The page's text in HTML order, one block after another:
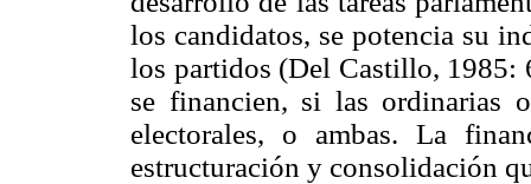
los candidatos, se potencia su
los partidos (Del Castillo, 1985:
se financien, si las ordinarias
electorales, o ambas. La
estructuración y consolidación